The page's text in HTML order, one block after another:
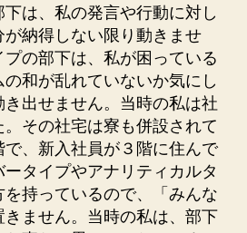
は、私の発言や行動に対し
納得しない限り動きませ
の部下は、私が困っている
和が乱れていないか気にし
出せません。当時の私は社
その社宅は寮も併設されて
、新入社員が３階に住んで
タイプやアナリティカルタ
持っているので、「みんな
きません。当時の私は、部下